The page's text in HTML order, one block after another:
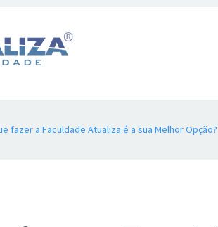
fazer a Faculdade Atualiza é a sua Melhor Opção?